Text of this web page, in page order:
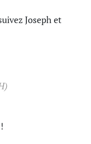
Joseph et